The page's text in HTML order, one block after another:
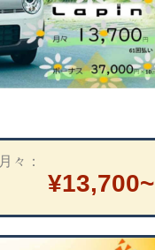
月々
¥13,700~